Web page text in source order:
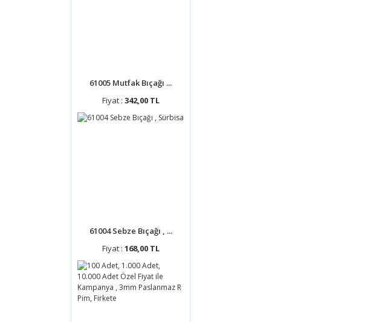
61005 Mutfak Bıçağı ...
Fiyat : 342,00 TL
61004 Sebze Bıçağı , ...
Fiyat : 168,00 TL